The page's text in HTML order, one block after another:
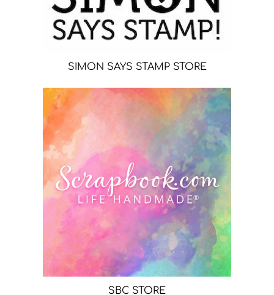
SIMON SAYS STAMP STORE
SBC STORE